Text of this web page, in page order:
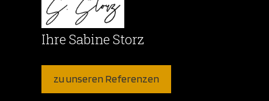
Ihre Sabine Storz
zu unseren Referenzen